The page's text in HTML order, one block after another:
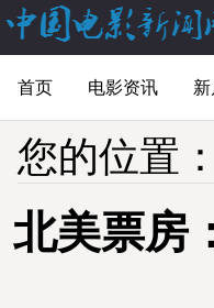
首页 电影资讯
您的位置：
北美票房